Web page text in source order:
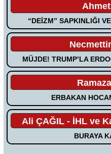
“DEİZM” SAPKINLIĞI
MÜJDE! TRUMP’LA
ERBAKAN
Ali ÇAĞIL - İHL ve
BURAYA